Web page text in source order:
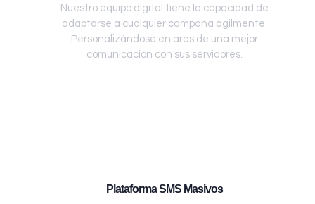
Nuestro equipo digital tiene la capacidad de
adaptarse a cualquier campaña ágilmente.
Personalizándose en aras de una mejor
comunicación con sus servidores.
Plataforma SMS Masivos